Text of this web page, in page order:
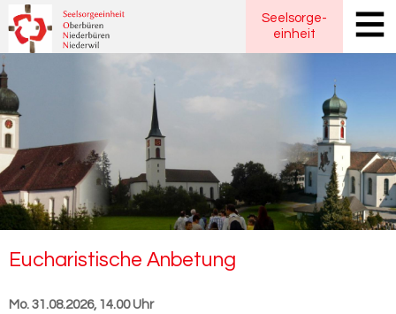
Seelsorge-
einheit
Eu­cha­ris­ti­sche An­be­tung
Mo. 31.08.2026, 14.00 Uhr